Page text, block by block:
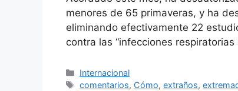
menores de 65 primaveras, y ha
eliminando efectivamente 22
contra las “infecciones
Categories
Internacional
Tags
comentarios, Cómo,extraños,